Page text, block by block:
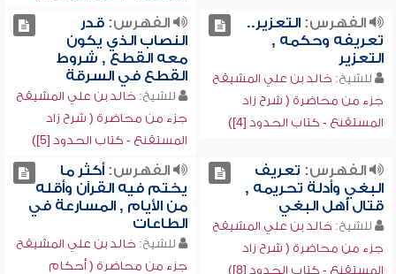
الفهرس:التعزير..
تعريفه وحكمه ,
التعزير
للشيخ: خالد بن علي المشيقح
جزء من محاضرة ( شرح زاد
المستقنع - كتاب الحدود [4])
الفهرس:قدر
النصاب الذي يكون
معه القطع , شروط
القطع في السرقة
للشيخ: خالد بن علي المشيقح
جزء من محاضرة ( شرح زاد
المستقنع - كتاب الحدود [5])
الفهرس: تعريف
البغي وأدلة تحريمه ,
قتال أهل البغي
للشيخ: خالد بن علي المشيقح
جزء من محاضرة ( شرح زاد
المستقنع - كتاب الحدود [8])
الفهرس:أكثر ما
يختم فيه القرآن وأقله
من الأيام , المسارعة في
الطاعات
للشيخ: خالد بن علي المشيقح
جزء من محاضرة ( أحكام